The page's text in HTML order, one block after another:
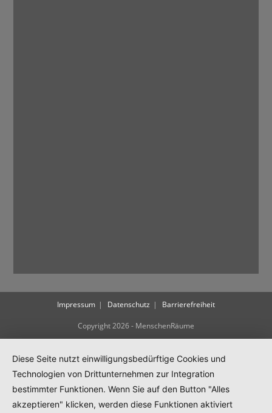
Impressum Datenschutz Barrierefreiheit
Copyright 2026 - MenschenRäume
Diese Seite nutzt einwilligungsbedürftige Cookies und
Technologien von Drittunternehmen zur Integration
bestimmter Funktionen. Wenn Sie auf den Button "Alles
akzeptieren" klicken, werden diese Funktionen aktiviert